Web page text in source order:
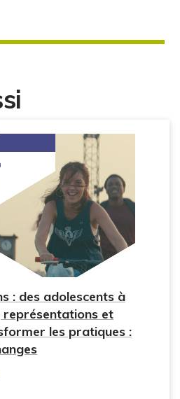
: des adolescents à
représentations et
les pratiques :